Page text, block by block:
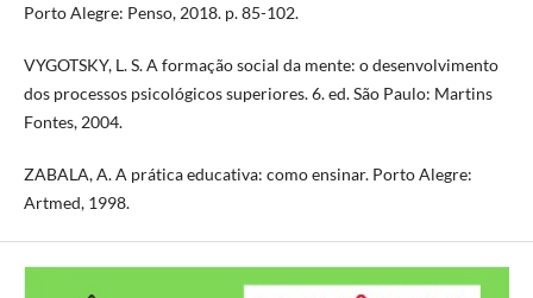
Porto Alegre: Penso, 2018. p. 85-102.
VYGOTSKY, L. S. A formação social da mente: o desenvolvimento
dos processos psicológicos superiores. 6. ed. São Paulo: Martins
Fontes, 2004.
ZABALA, A. A prática educativa: como ensinar. Porto Alegre:
Artmed, 1998.